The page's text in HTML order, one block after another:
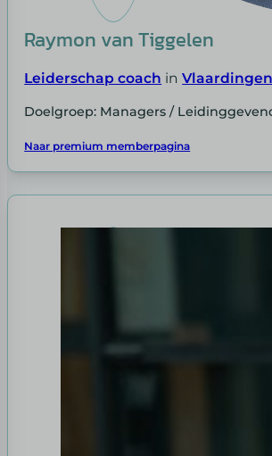
Raymon van Tiggelen
Leiderschap coach inVlaardingen
Doelgroep: Managers /
Naar premium memberpagina